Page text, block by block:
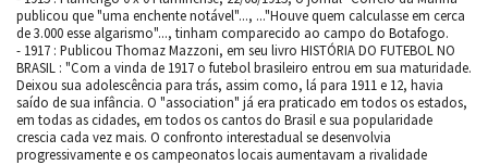
publicou que "uma enchente notável"..., ..."Houve quem calculasse em cerca
de 3.000 esse algarismo"..., tinham comparecido ao campo do Botafogo.
- 1917 : Publicou Thomaz Mazzoni, em seu livro HISTÓRIA DO FUTEBOL NO
BRASIL : "Com a vinda de 1917 o futebol brasileiro entrou em sua maturidade.
Deixou sua adolescência para trás, assim como, lá para 1911 e 12, havia
saído de sua infância. O "association" já era praticado em todos os estados,
em todas as cidades, em todos os cantos do Brasil e sua popularidade
crescia cada vez mais. O confronto interestadual se desenvolvia
progressivamente e os campeonatos locais aumentavam a rivalidade